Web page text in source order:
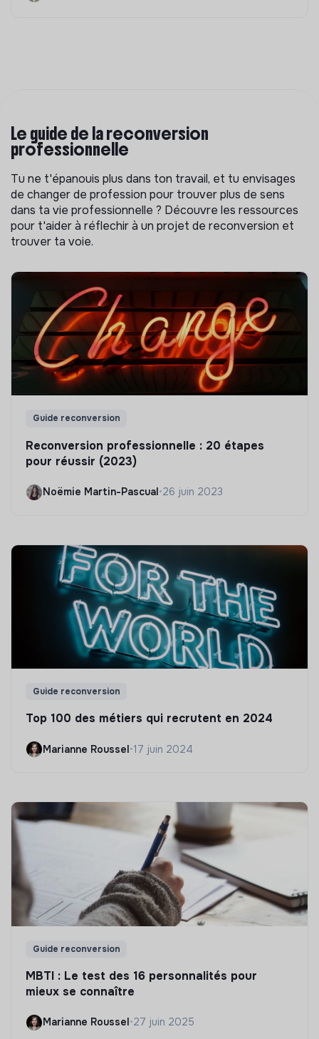
Le guide de la reconversion
professionnelle
Tu ne t'épanouis plus dans ton travail, et tu envisages
de changer de profession pour trouver plus de sens
dans ta vie professionnelle ? Découvre les ressources
pour t'aider à réflechir à un projet de reconversion et
trouver ta voie.
Guide reconversion
Reconversion professionnelle : 20 étapes
pour réussir (2023)
Noëmie Martin-Pascual•26 juin 2023
Guide reconversion
Top 100 des métiers qui recrutent en 2024
Marianne Roussel•17 juin 2024
Guide reconversion
MBTI : Le test des 16 personnalités pour
mieux se connaître
Marianne Roussel •27 juin 2025